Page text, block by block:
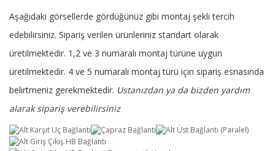
Aşağıdaki görsellerde gördüğünüz gibi montaj şekli tercih
edebilirsiniz. Sipariş verilen ürünleriniz standart olarak
üretilmektedir. 1,2 ve 3 numaralı montaj türüne uygun
üretilmektedir. 4 ve 5 numaralı montaj türü için sipariş esnasında
belirtmeniz gerekmektedir. Ustanızdan ya da bizden yardım
alarak sipariş verebilirsiniz